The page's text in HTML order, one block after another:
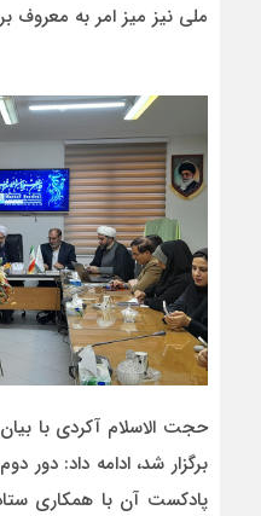
ملی نیز میز امر به معروف
حجت الاسلام آکردی با
برگزار شد، ادامه داد: دور
پادکست آن با همکاری